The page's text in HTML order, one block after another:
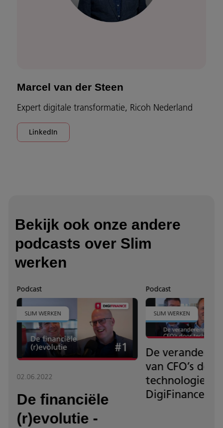
Marcel van der Steen
Expert digitale transformatie, Ricoh Nederland
LinkedIn
Bekijk ook onze andere
podcasts over Slim
werken
Podcast
SLIM WERKEN
02.06.2022
De financiële
(r)evolutie -
Podcast
SLIM WERKEN
De
van CFO’s door
technologie -
DigiFinance –